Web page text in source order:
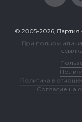
© 2005-2026,
При полном или
Политика в
Согласие на